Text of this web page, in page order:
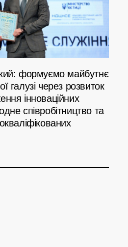
формуємо майбутнє
галузі через розвиток
інноваційних
співробітництво та